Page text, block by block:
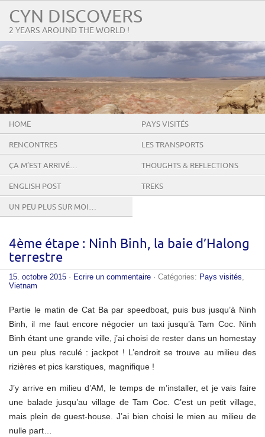
CYN DISCOVERS
2 YEARS AROUND THE WORLD !
HOME PAYS VISITÉS
RENCONTRES LES TRANSPORTS
ÇA M’EST ARRIVÉ… THOUGHTS & REFLECTIONS
ENGLISH POST TREKS
UN PEU PLUS SUR MOI…
4ème étape : Ninh Binh, la baie d’Halong
terrestre
15. octobre 2015 · Ecrire un commentaire · Catégories: Pays visités
Vietnam
Partie le matin de Cat Ba par speedboat, puis bus jusqu’à Ninh
Binh, il me faut encore négocier un taxi jusqu’à Tam Coc. Ninh
Binh étant une grande ville, j’ai choisi de rester dans un homestay
un peu plus reculé : jackpot ! L’endroit se trouve au milieu des
rizières et pics karstiques, magnifique !
J’y arrive en milieu d’AM, le temps de m’installer, et je vais faire
une balade jusqu’au village de Tam Coc. C’est un petit village,
mais plein de guest-house. J’ai bien choisi le mien au milieu de
nulle part…